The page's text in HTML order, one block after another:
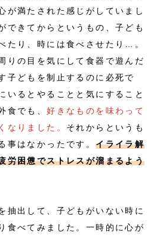
が満たされた感じがしていまし
できてからというもの、子ども
たり、時には食べさせたり…。
りの目を気にして食器で遊んだ
子どもを制止するのに必死で
いるとやることと気にすること
食でも、好きなものを味わって
なりました。 それからというも
事はなかったです。イライラ解
労困憊でストレスが溜まるよう
抽出して、子どもがいない時に
食べてみました。一時的に心が